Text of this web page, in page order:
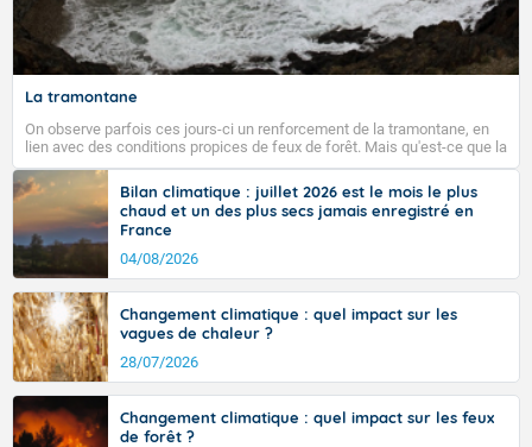
Fermer
La tramontane
On observe parfois ces jours-ci un renforcement de la tramontane, en
lien avec des conditions propices de feux de forêt. Mais qu'est-ce que la
tramontane ? Quelles sont ses caractéristiques ? La tramontane est un
vent turbulent soufflant de secteur nord-ouest à nord, ou ouest à nord-
ouest, dans un secteur qui part du Roussillon à la vallée de l’Aude et à
l’ouest de l’Hérault. L’étymologie de ce vent vient du latin trasmontanus,
signifiant au-delà des monts, en allusion aux régions montagneuses
d’où provient ce vent.
Bilan climatique : juillet 2026 est le mois le plus
chaud et un des plus secs jamais enregistré en
France
04/08/2026
Changement climatique : quel impact sur les
vagues de chaleur ?
28/07/2026
Changement climatique : quel impact sur les feux
de forêt ?